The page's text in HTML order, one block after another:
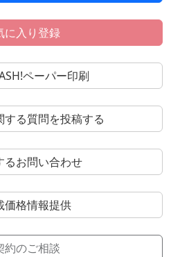
に入り登録
ペーパー印刷
る質問を投稿する
るお問い合わせ
価格情報提供
約のご相談